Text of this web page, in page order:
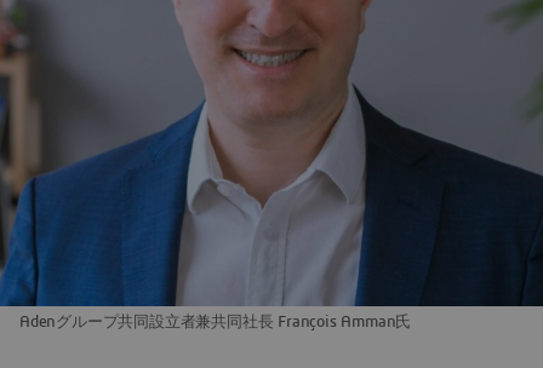
Adenグループ共同設立者兼共同社長 François Amman氏